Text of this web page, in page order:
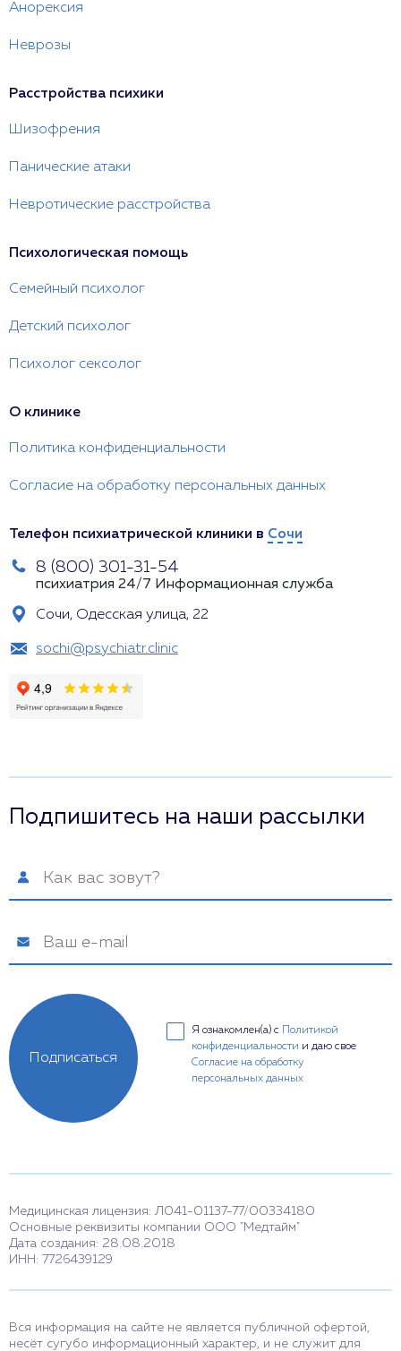
Анорексия
Неврозы
Расстройства психики
Шизофрения
Панические атаки
Невротические расстройства
Психологическая помощь
Семейный психолог
Детский психолог
Психолог сексолог
О клинике
Политика конфиденциальности
Согласие на обработку персональных данных
Телефон психиатрической клиники в Сочи
8 (800) 301-31-54
психиатрия 24/7 Информационная служба
Сочи, Одесская улица, 22
sochi@psychiatr.clinic
Подпишитесь на наши рассылки
Я ознакомлен(а) с
Политикой
конфиденциальности и даю свое
Согласие на обработку
персональных данных
Подписаться
Медицинская лицензия: Л041-01137-77/00334180
Основные реквизиты компании ООО "Медтайм"
Дата создания: 28.08.2018
ИНН: 7726439129
Вся информация на сайте не является публичной офертой,
несёт сугубо информационный характер, и не служит для